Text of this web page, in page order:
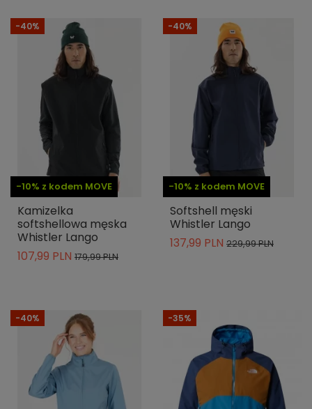
-10% z kodem MOVE
-40%
Kamizelka
softshellowa męska
Whistler Lango
107,99 PLN 179,99 PLN
-10% z kodem MOVE
-40%
Softshell męski
Whistler Lango
137,99 PLN 229,99 PLN
-40% -35%